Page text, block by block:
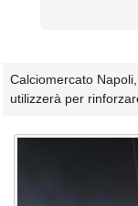
Calciomercato
utilizzerà per